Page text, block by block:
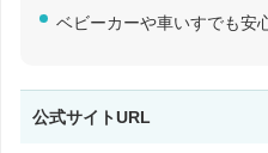
ベビーカーや車いすでも安
公式サイトURL